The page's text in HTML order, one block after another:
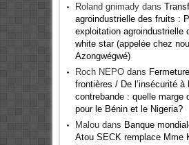
Roland gnimadydans
agroindustrielle des fruits :
exploitation agroindustrielle
white star (appelée chez
Azongwégwé)
Roch NEPOdans
frontières / De l’insécurité à
contrebande : quelle marge
pour le Bénin et le Nigeria?
Maloudans Banque
Atou SECK remplace Mme